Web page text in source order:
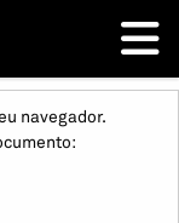
navegador.